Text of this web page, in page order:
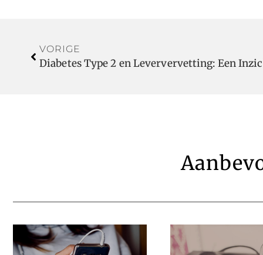
VORIGE